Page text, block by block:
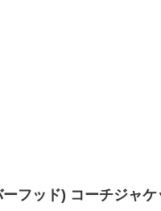
フッド) コーチジャケ